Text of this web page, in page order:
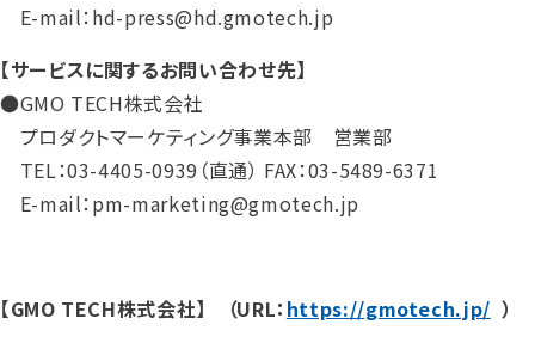
E-mail：hd-press@hd.gmotech.jp
【サービスに関するお問い合わせ先】
●GMO TECH株式会社
プロダクトマーケティング事業本部 営業部
TEL：03-4405-0939（直通） FAX：03-5489-6371
E-mail：pm-marketing@gmotech.jp
【GMO TECH株式会社】 （URL： https://gmotech.jp/ ）